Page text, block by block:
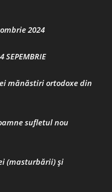
2024
SEPEMBRIE
mănăstiri ortodoxe din
sufletul nou
(masturbării) şi